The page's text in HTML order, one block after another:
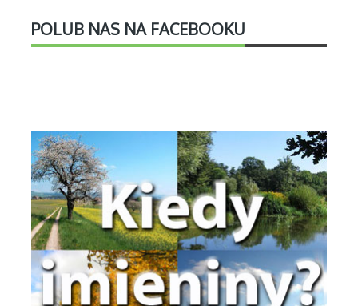
POLUB NAS NA FACEBOOKU